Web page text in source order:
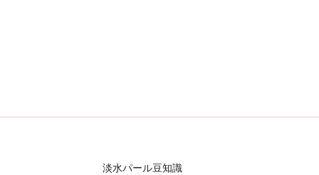
淡水パール豆知識